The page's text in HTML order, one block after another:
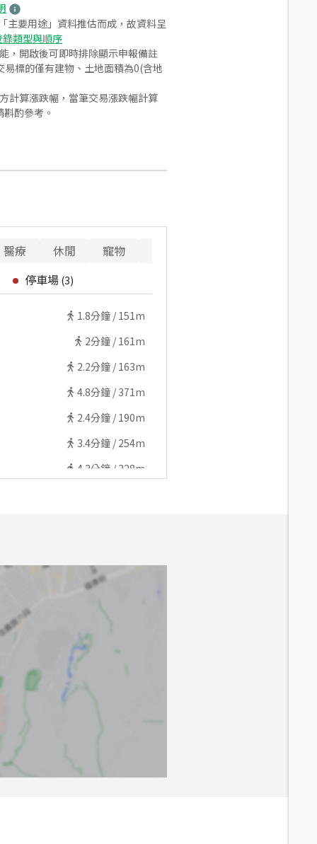
主要用途」資料推估而成，故資料呈
類型與順序
，開啟後可即時排除顯示申報備註
標的僅有建物、土地面積為0(含地
計算漲跌幅，當筆交易漲跌幅計算
酌參考。
醫療 休閒 寵物
停車場 (3)
1.8分鐘 / 151m
2分鐘 / 161m
2.2分鐘 / 163m
4.8分鐘 / 371m
2.4分鐘 / 190m
3.4分鐘 / 254m
4.3分鐘 / 328m
分鐘 /
分鐘 /
6.3